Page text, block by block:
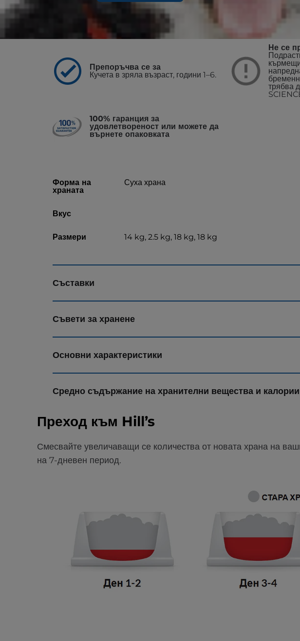
Акценти
Препоръчва се за
Кучета в зряла възраст, години 1–6.
Не се
кърмещи
трябва
100% гаранция за
удовлетвореност или можете да
върнете опаковката
Форма на
храната
Суха храна
Вкус
Размери 14 kg, 2.5 kg, 18 kg, 18 kg
Съставки
Съвети за хранене
Основни характеристики
Средно съдържание на хранителни вещества и калории
Преход към Hill’s
Смесвайте увеличаващи се количества от новата храна на
на 7-дневен период.